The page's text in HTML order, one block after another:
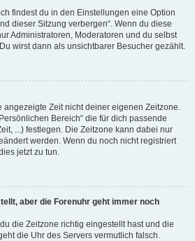
findest du in den Einstellungen eine Option
dieser Sitzung verbergen“. Wenn du diese
Administratoren, Moderatoren und du selbst
wirst dann als unsichtbarer Besucher gezählt.
angezeigte Zeit nicht deiner eigenen Zeitzone.
Bereich“ die für dich passende
...) festlegen. Die Zeitzone kann dabei nur
werden. Wenn du noch nicht registriert
jetzt zu tun.
aber die Forenuhr geht immer noch
die Zeitzone richtig eingestellt hast und die
die Uhr des Servers vermutlich falsch.